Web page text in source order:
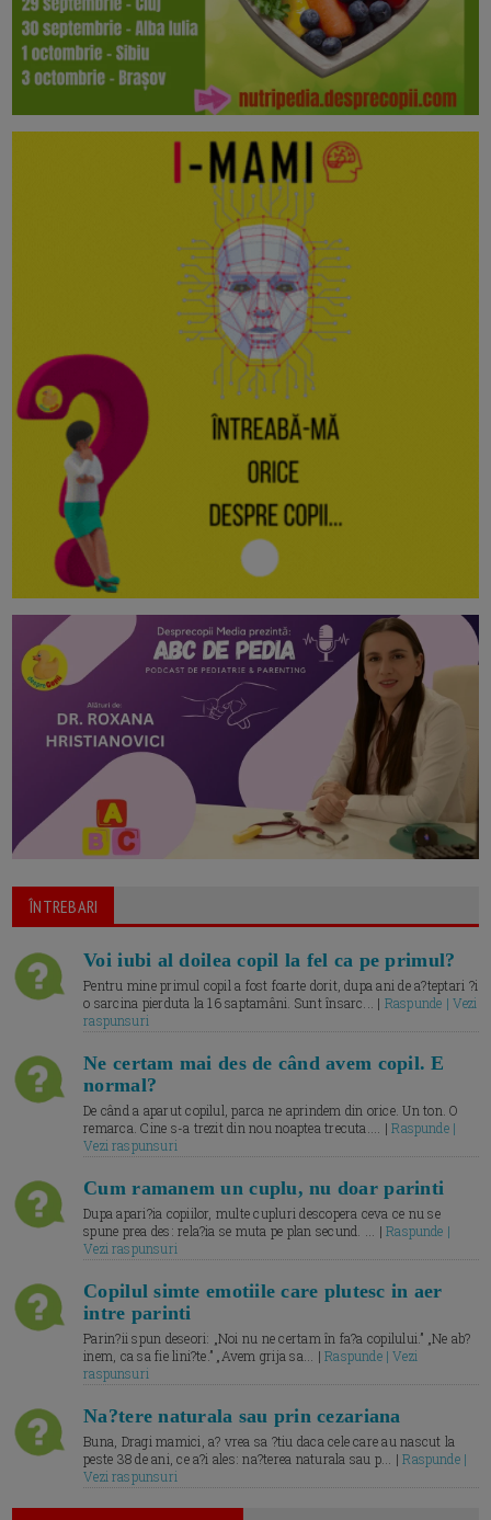
ÎNTREBARI
Voi iubi al doilea copil la fel ca pe primul?
Pentru mine primul copil a fost foarte dorit, dupa ani de a?teptari ?i
o sarcina pierduta la 16 saptamâni. Sunt însarc... | Raspunde | Vezi
raspunsuri
Ne certam mai des de când avem copil. E
normal?
De când a aparut copilul, parca ne aprindem din orice. Un ton. O
remarca. Cine s-a trezit din nou noaptea trecuta.... |Raspunde |
Vezi raspunsuri
Cum ramanem un cuplu, nu doar parinti
Dupa apari?ia copiilor, multe cupluri descopera ceva ce nu se
spune prea des: rela?ia se muta pe plan secund. ... |Raspunde |
Vezi raspunsuri
Copilul simte emotiile care plutesc in aer
intre parinti
Parin?ii spun deseori: „Noi nu ne certam în fa?a copilului.” „Ne ab?
inem, ca sa fie lini?te.” „Avem grija sa... |Raspunde | Vezi
raspunsuri
Na?tere naturala sau prin cezariana
Buna, Dragi mamici, a? vrea sa ?tiu daca cele care au nascut la
peste 38 de ani, ce a?i ales: na?terea naturala sau p... |Raspunde |
Vezi raspunsuri